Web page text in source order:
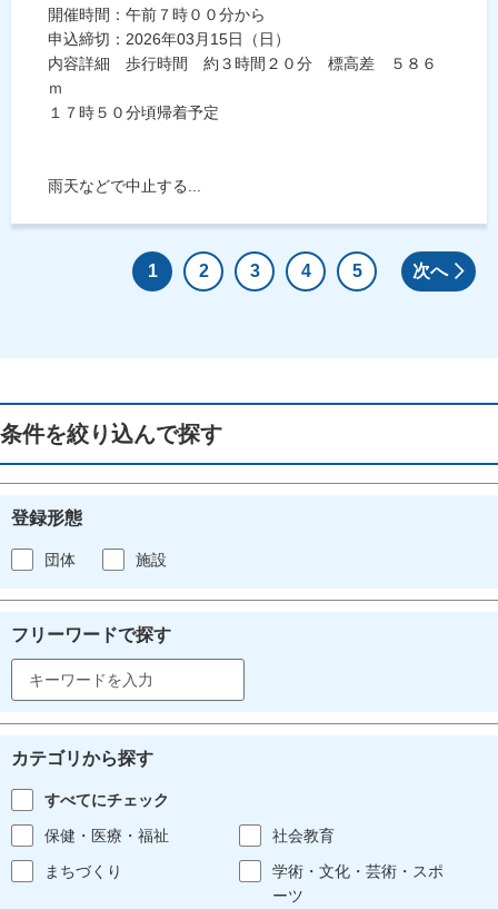
開催時間：午前７時００分から
申込締切：2026年03月15日（日）
内容詳細 歩行時間 約３時間２０分 標高差 ５８６
ｍ
１７時５０分頃帰着予定
雨天などで中止する...
1 2 3 4 5 次へ
条件を絞り込んで探す
登録形態
団体 施設
フリーワードで探す
カテゴリから探す
すべてにチェック
保健・医療・福祉
社会教育
まちづくり
学術・文化・芸術・スポ
ーツ